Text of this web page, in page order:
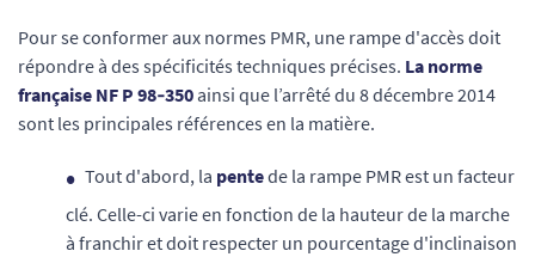
Pour se conformer aux normes PMR, une rampe d'accès doit
répondre à des spécificités techniques précises. La norme
française NF P 98‑350 ainsi que l’arrêté du 8 décembre 2014
sont les principales références en la matière.
Tout d'abord, la pentede la rampe PMR est un facteur
clé. Celle-ci varie en fonction de la hauteur de la marche
à franchir et doit respecter un pourcentage d'inclinaison